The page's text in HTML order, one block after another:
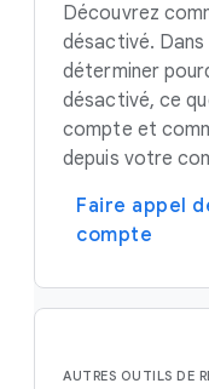
Découvrez
désactivé.
déterminer
désactivé, ce
compte et
depuis votre
Faire appel
compte
AUTRES OUTILS DE